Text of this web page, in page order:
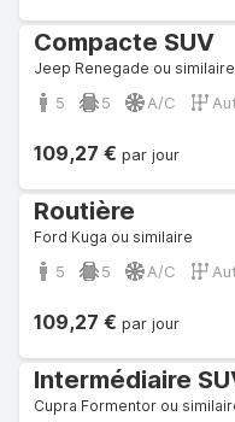
Compacte SUV
Jeep Renegade ou similaire
5 5 A/C
109,27 € par jour
Routière
Ford Kuga ou similaire
5 5 A/C
109,27 € par jour
Intermédiaire
Cupra Formentor ou